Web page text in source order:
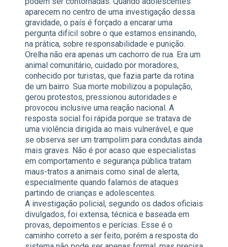
aparecem no centro de uma investigação dessa
gravidade, o país é forçado a encarar uma
pergunta difícil sobre o que estamos ensinando,
na prática, sobre responsabilidade e punição.
Orelha não era apenas um cachorro de rua. Era um
animal comunitário, cuidado por moradores,
conhecido por turistas, que fazia parte da rotina
de um bairro. Sua morte mobilizou a população,
gerou protestos, pressionou autoridades e
provocou inclusive uma reação nacional. A
resposta social foi rápida porque se tratava de
uma violência dirigida ao mais vulnerável, e que
se observa ser um trampolim para condutas ainda
mais graves. Não é por acaso que especialistas
em comportamento e segurança pública tratam
maus-tratos a animais como sinal de alerta,
especialmente quando falamos de ataques
partindo de crianças e adolescentes.
A investigação policial, segundo os dados oficiais
divulgados, foi extensa, técnica e baseada em
provas, depoimentos e perícias. Esse é o
caminho correto a ser feito, porém a resposta do